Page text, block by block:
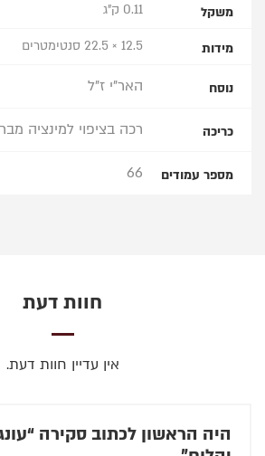
משקל 0.11 ק"ג
מידות 12.5 × 22.5 סנטימטרים
נוסח האר"י ז"ל
כריכה רכה בציפוי למינציה
מספר עמודים 66
חוות דעת
אין עדיין חוות דעת.
היה הראשון לכתוב סקירה